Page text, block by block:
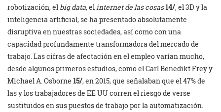
robotización, el big data, el internet de las cosas14/, el 3D y la
inteligencia artificial, se ha presentado absolutamente
disruptiva en nuestras sociedades, así como con una
capacidad profundamente transformadora del mercado de
trabajo. Las cifras de afectación en el empleo varían mucho,
desde algunos primeros estudios, como el Carl Benedikt Frey y
Michael A. Osborne 15/, en 2015, que señalaban que el 47% de
las y los trabajadores de EE UU corren el riesgo de verse
sustituidos en sus puestos de trabajo por la automatización.